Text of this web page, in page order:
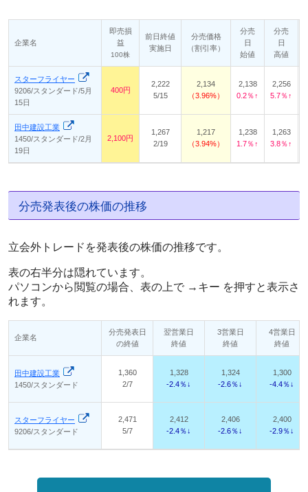
企業名
即売損
益
100株
前日終値
実施日
分売価格
（割引率）
分売
日
始値
分売
日
高値
スターフライヤー
9206/スタンダード/5月
15日
400円
2,222
5/15
2,134
3.96%
2,138
0.2％↑
2,256
5.7％↑
田中建設工業
1450/スタンダード/2月
19日
2,100円
1,267
2/19
1,217
3.94%
1,238
1.7％↑
1,263
3.8％↑
分売発表後の株価の推移
立会外トレードを発表後の株価の推移です。
表の右半分は隠れています。
パソコンから閲覧の場合、表の上で →キー を押すと表示さ
れます。
企業名
分売発表日
の終値
翌営業日
終値
3営業日
終値
4営業日
終値
田中建設工業
1450/スタンダード
1,360
2/7
1,328
-2.4％↓
1,324
-2.6％↓
1,300
-4.4％↓
スターフライヤー
9206/スタンダード
2,471
5/7
2,412
-2.4％↓
2,406
-2.6％↓
2,400
-2.9％↓